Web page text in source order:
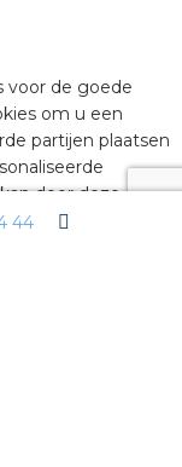
44
voor de goede
om u een
partijen plaatsen
door deze
hiernaast op